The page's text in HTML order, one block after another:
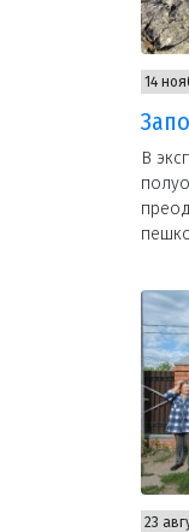
14
В
23